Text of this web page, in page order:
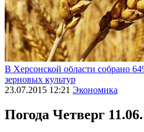
В Херсонской области собрано
зерновых культур
23.07.2015 12:21 Экономика
Погода Четверг